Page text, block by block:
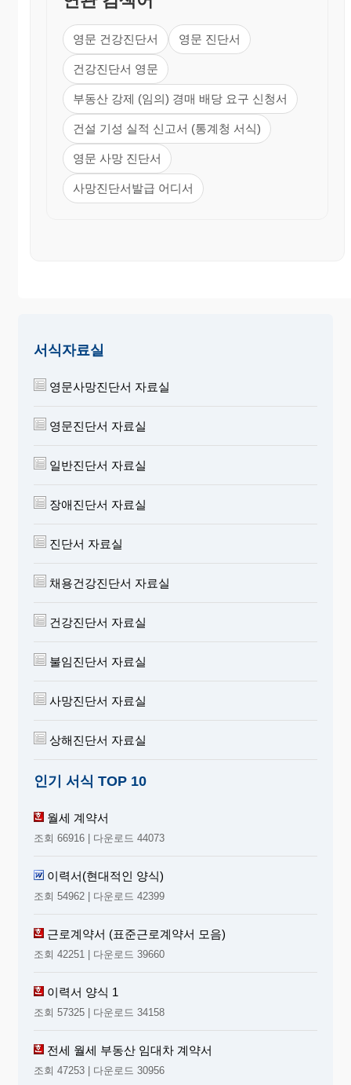
(license No. )
영문 건강진단서 영문 진단서
건강진단서 영문
부동산 강제 (임의) 경매 배당 요구 신청서
건설 기성 실적 신고서 (통계청 서식)
영문 사망 진단서
사망진단서발급 어디서
서식자료실
영문사망진단서 자료실
영문진단서 자료실
일반진단서 자료실
장애진단서 자료실
진단서 자료실
채용건강진단서 자료실
건강진단서 자료실
불임진단서 자료실
사망진단서 자료실
상해진단서 자료실
인기 서식 TOP 10
월세 계약서
조회 66916 | 다운로드 44073
이력서(현대적인 양식)
조회 54962 | 다운로드 42399
근로계약서 (표준근로계약서 모음)
조회 42251 | 다운로드 39660
이력서 양식 1
조회 57325 | 다운로드 34158
전세 월세 부동산 임대차 계약서
조회 47253 | 다운로드 30956